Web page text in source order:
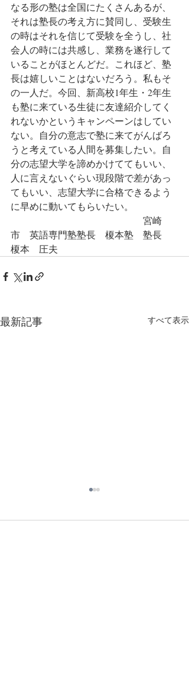
なる形の塾は全国にたくさんあるが、
それは塾長の考え方に賛同し、受験生
の時はそれを信じて受験を全うし、社
会人の時には共感し、業務を遂行して
いることがほとんどだ。これほど、塾
長は嬉しいことはないだろう。私もそ
の一人だ。今回、新高校1年生・2年生
も塾に来ている生徒に友達紹介してく
れないかというキャンペーンはしてい
ない。自分の意志で塾に来てがんばろ
うと考えている人間を募集したい。自
分の志望大学を諦めかけててもいい、
人に言えないぐらい現段階で差があっ
てもいい、志望大学に合格できるよう
に早めに動いてもらいたい。
宮崎
市　英語専門塾塾長　榎本塾　塾長
榎本　圧夫
最新記事 すべて表示